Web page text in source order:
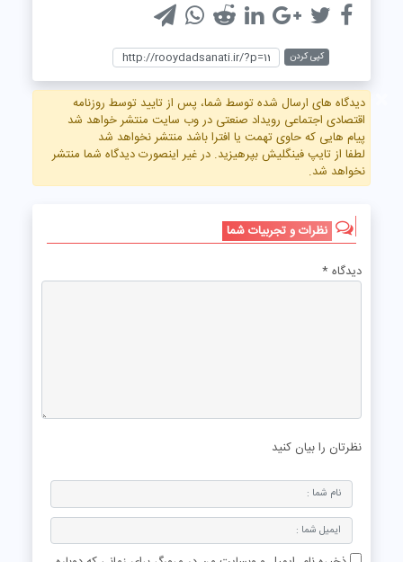
کپی کردن
دیدگاه های ارسال شده توسط شما، پس از تایید توسط روزنامه
اقتصادی اجتماعی رویداد صنعتی در وب سایت منتشر خواهد شد
پیام هایی که حاوی تهمت یا افترا باشد منتشر نخواهد شد
لطفا از تایپ فینگلیش بپرهیزید. در غیر اینصورت دیدگاه شما منتشر
نخواهد شد.
نظرات و تجربیات شما
دیدگاه*
نظرتان را بیان کنید